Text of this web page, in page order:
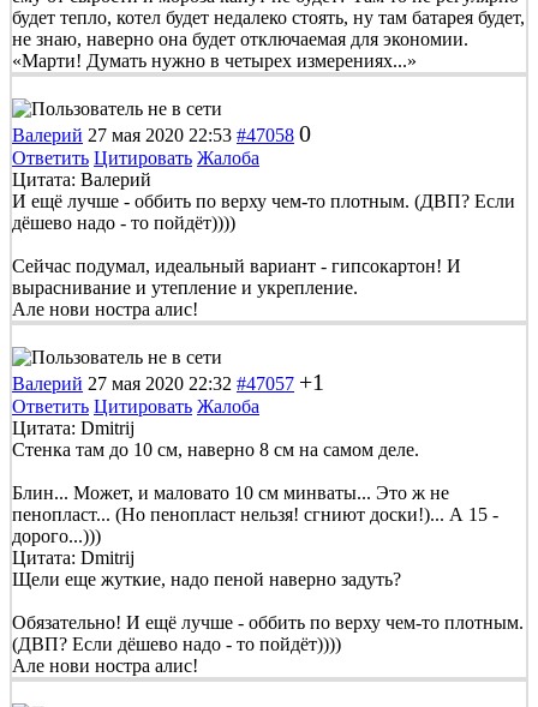
будет тепло, котел будет недалеко стоять, ну там батарея будет,
не знаю, наверно она будет отключаемая для экономии.
«Марти! Думать нужно в четырех измерениях...»
Валерий 27 мая 2020 22:53 #47058 0
Ответить Цитировать Жалоба
Цитата: Валерий
И ещё лучше - оббить по верху чем-то плотным. (ДВП? Если
дёшево надо - то пойдёт))))
Сейчас подумал, идеальный вариант - гипсокартон! И
выраснивание и утепление и укрепление.
Але нови ностра алис!
Валерий 27 мая 2020 22:32 #47057 +1
Ответить Цитировать Жалоба
Цитата: Dmitrij
Стенка там до 10 см, наверно 8 см на самом деле.
Блин... Может, и маловато 10 см минваты... Это ж не
пенопласт... (Но пенопласт нельзя! сгниют доски!)... А 15 -
дорого...)))
Цитата: Dmitrij
Щели еще жуткие, надо пеной наверно задуть?
Обязательно! И ещё лучше - оббить по верху чем-то плотным.
(ДВП? Если дёшево надо - то пойдёт))))
Але нови ностра алис!